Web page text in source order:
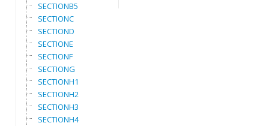
SECTIONB5
SECTIONC
SECTIOND
SECTIONE
SECTIONF
SECTIONG
SECTIONH1
SECTIONH2
SECTIONH3
SECTIONH4